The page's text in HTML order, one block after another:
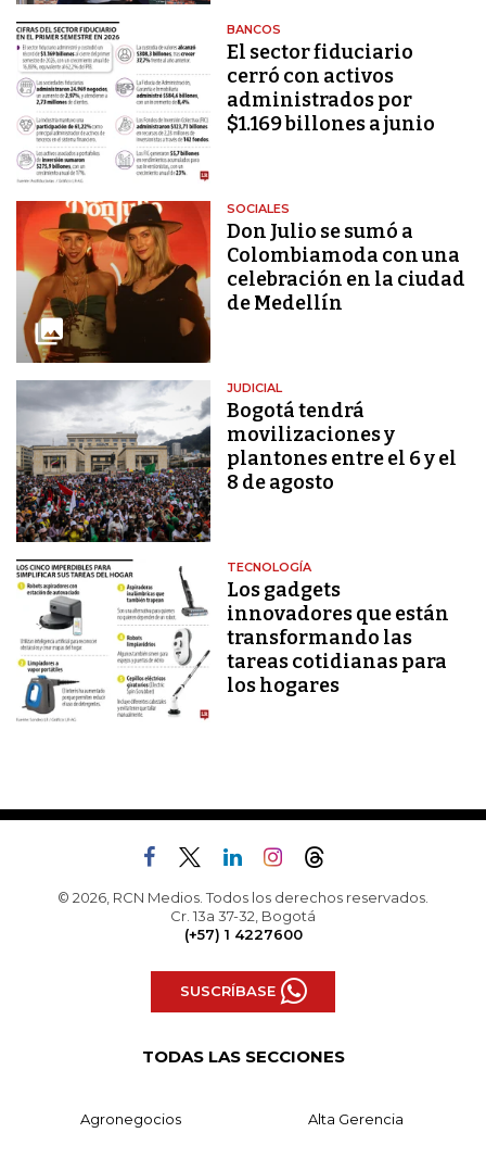
BANCOS
El sector fiduciario
cerró con activos
administrados por
$1.169 billones a junio
SOCIALES
Don Julio se sumó a
Colombiamoda con una
celebración en la ciudad
de Medellín
JUDICIAL
Bogotá tendrá
movilizaciones y
plantones entre el 6 y el
8 de agosto
TECNOLOGÍA
Los gadgets
innovadores que están
transformando las
tareas cotidianas para
los hogares
© 2026, RCN Medios. Todos los derechos reservados.
Cr. 13a 37-32, Bogotá
(+57) 1 4227600
SUSCRÍBASE
TODAS LAS SECCIONES
Agronegocios Alta Gerencia